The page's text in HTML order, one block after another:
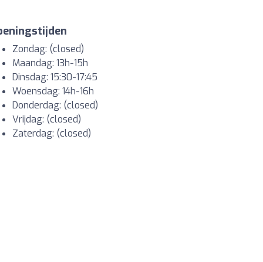
Zondag: (closed)
Maandag: 13h-15h
Dinsdag: 15:30-17:45
Woensdag: 14h-16h
Donderdag: (closed)
Vrijdag: (closed)
Zaterdag: (closed)